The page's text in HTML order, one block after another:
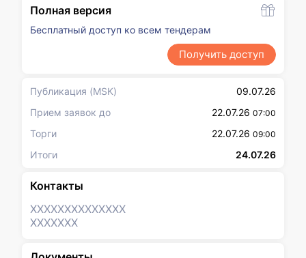
Полная версия
Бесплатный доступ ко всем тендерам
Получить доступ
Публикация (MSK)
09.07.26
Прием заявок до
22.07.26 07:00
Торги 22.07.26 09:00
Итоги 24.07.26
Контакты
XXXXXXXXXXXXXX
XXXXXXX